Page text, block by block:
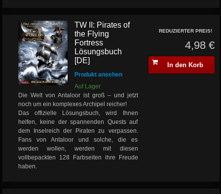
TW II: Pirates of
the Flying
Fortress
Lösungsbuch
[DE]
Produkt ansehen
Auf Lager
Die Welt von Antaloor ist groß – und jetzt
noch um ein komplexes Archipel reicher!
Das offizielle Lösungsbuch, wird Ihnen
helfen, keine der spannenden Quests auf
dem Inselreich der Piraten zu verpassen.
Fans von Antaloor und solche, die es
werden wollen, werden mit diesen
vollbepackten 128 Farbseiten ihre Freude
haben.
REDUZIERTER PREIS!
4,98 €
In den Korb